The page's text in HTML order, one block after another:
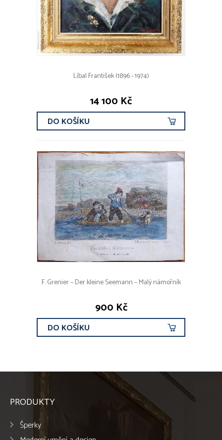
Líbal František (1896 - 1974)
14 100 Kč
DO KOŠÍKU
F. Grenier – Der kleine Seemann – Malý námořník
900 Kč
DO KOŠÍKU
PRODUKTY
Šperky